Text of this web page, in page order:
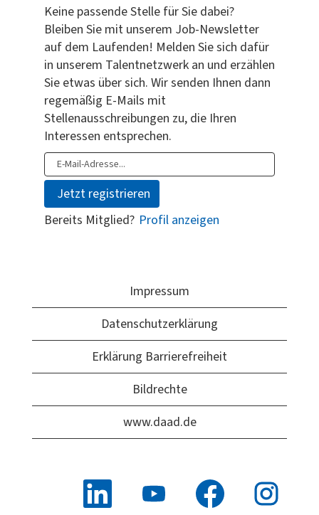
Keine passende Stelle für Sie dabei?
Bleiben Sie mit unserem Job-Newsletter
auf dem Laufenden! Melden Sie sich dafür
in unserem Talentnetzwerk an und erzählen
Sie etwas über sich. Wir senden Ihnen dann
regemäßig E-Mails mit
Stellenausschreibungen zu, die Ihren
Interessen entsprechen.
Bereits Mitglied? Profil anzeigen
Impressum
Datenschutzerklärung
Erklärung Barrierefreiheit
Bildrechte
www.daad.de
W
r
W W W